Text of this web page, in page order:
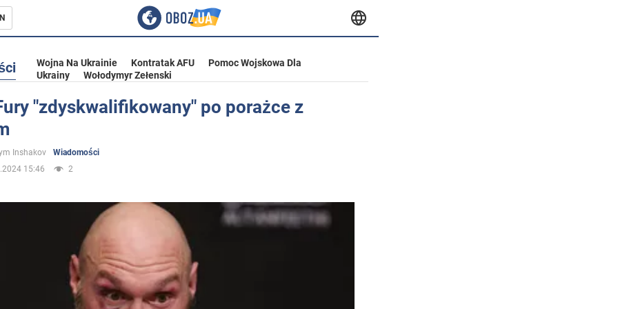
Wojna Na Ukrainie Kontratak AFU
Pomoc Wojskowa Dla
Ukrainy
Wołodymyr Zełenski
"zdyskwalifikowany" po porażce z
Inshakov
Wiadomości
15:46
2